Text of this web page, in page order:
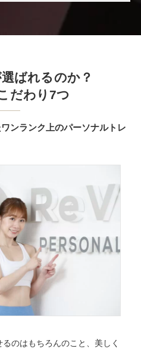
ばれるのか？
だわり7つ
ンランク上のパーソナルトレ
のはもちろんのこと、美しく